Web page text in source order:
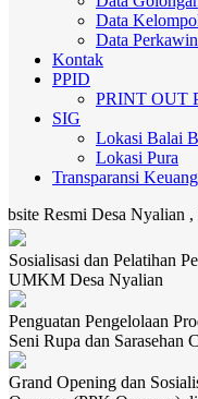
Data
Data
Kontak
PPID
PRINT OUT
SIG
Lokasi Balai
Lokasi Pura
Transparansi
Desa Nyalian ,
Sosialisasi dan Pelatihan
UMKM Desa Nyalian
Penguatan Pengelolaan
Seni Rupa dan Sarasehan
Grand Opening dan